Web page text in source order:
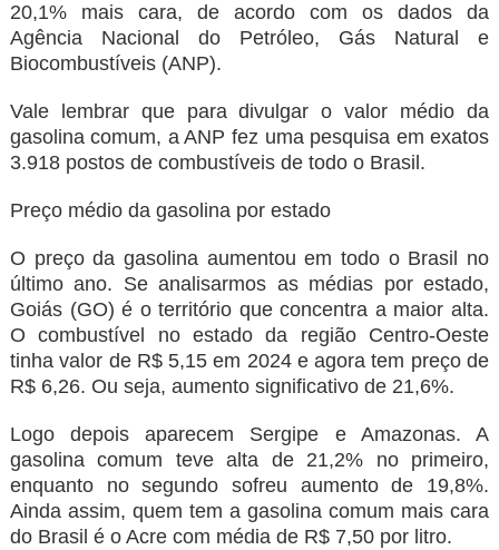
20,1% mais cara, de acordo com os dados da
Agência Nacional do Petróleo, Gás Natural e
Biocombustíveis (ANP).
Vale lembrar que para divulgar o valor médio da
gasolina comum, a ANP fez uma pesquisa em exatos
3.918 postos de combustíveis de todo o Brasil.
Preço médio da gasolina por estado
O preço da gasolina aumentou em todo o Brasil no
último ano. Se analisarmos as médias por estado,
Goiás (GO) é o território que concentra a maior alta.
O combustível no estado da região Centro-Oeste
tinha valor de R$ 5,15 em 2024 e agora tem preço de
R$ 6,26. Ou seja, aumento significativo de 21,6%.
Logo depois aparecem Sergipe e Amazonas. A
gasolina comum teve alta de 21,2% no primeiro,
enquanto no segundo sofreu aumento de 19,8%.
Ainda assim, quem tem a gasolina comum mais cara
do Brasil é o Acre com média de R$ 7,50 por litro.